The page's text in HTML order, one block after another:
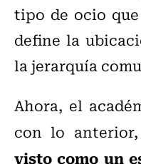
tipo de ocio que
define la
la jerarquía
Ahora, el
con lo
visto como un